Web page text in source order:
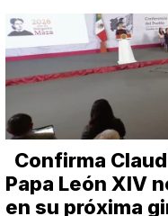
Confirma
Papa León XIV
en su próxima